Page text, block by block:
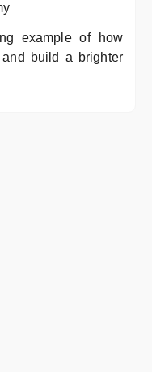
example of how
build a brighter